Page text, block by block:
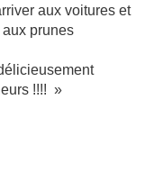
aux voitures et
prunes
!!!! »